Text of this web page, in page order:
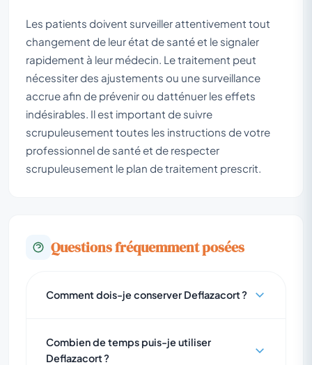
Les patients doivent surveiller attentivement tout
changement de leur état de santé et le signaler
rapidement à leur médecin. Le traitement peut
nécessiter des ajustements ou une surveillance
accrue afin de prévenir ou datténuer les effets
indésirables. Il est important de suivre
scrupuleusement toutes les instructions de votre
professionnel de santé et de respecter
scrupuleusement le plan de traitement prescrit.
Questions fréquemment posées
Comment dois-je conserver Deflazacort ?
Combien de temps puis-je utiliser
Deflazacort ?